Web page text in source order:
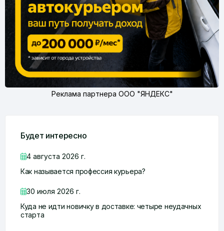
Реклама партнера ООО "ЯНДЕКС"
Будет интересно
4 августа 2026 г.
Как называется профессия курьера?
30 июля 2026 г.
Куда не идти новичку в доставке: четыре неудачных
старта